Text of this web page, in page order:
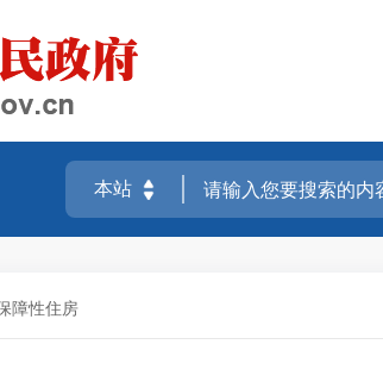
障性住房